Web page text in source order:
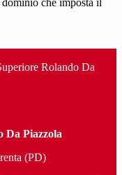
che imposta il
Rolando Da
Da Piazzola
(PD)